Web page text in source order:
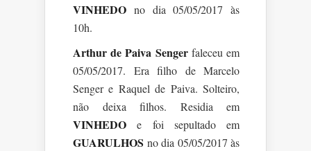
VINHEDO no dia 05/05/2017 às
10h.
Arthur de Paiva Senger faleceu em
05/05/2017. Era filho de Marcelo
Senger e Raquel de Paiva. Solteiro,
não deixa filhos. Residia em
VINHEDOe foi sepultado em
GUARULHOS no dia 05/05/2017 às